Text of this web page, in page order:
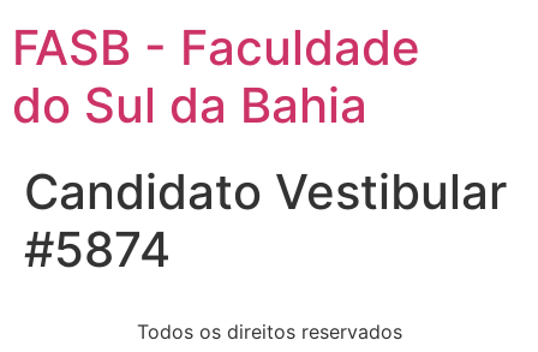
FASB - Faculdade
do Sul da Bahia
Candidato Vestibular
#5874
Todos os direitos reservados